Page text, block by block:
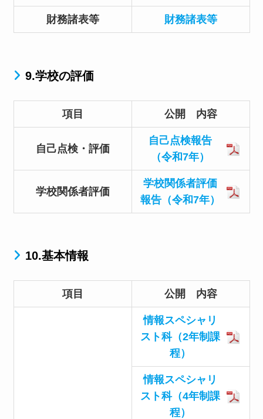
財務諸表等 財務諸表等
9.学校の評価
項目 公開 内容
自己点検・評価
自己点検報告
（令和7年）
学校関係者評価
学校関係者評価
報告（令和7年）
10.基本情報
項目 公開 内容
情報スペシャリ
スト科（2年制課
程）
情報スペシャリ
スト科（4年制課
程）